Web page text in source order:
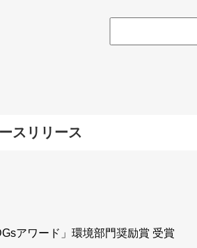
スリリース
アワード」環境部門奨励賞 受賞